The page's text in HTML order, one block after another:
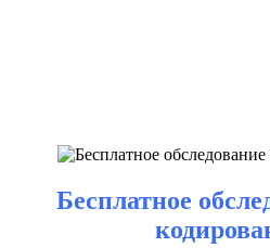
Бесплатное